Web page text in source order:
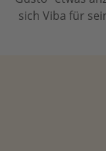
sich Viba für